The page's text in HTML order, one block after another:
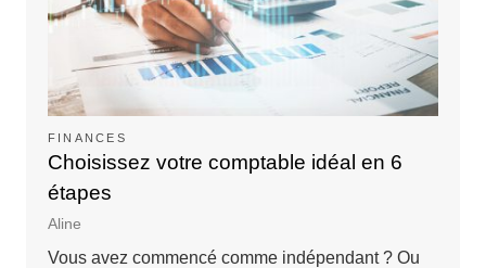
FINANCES
Choisissez votre comptable idéal en 6
étapes
Aline
Vous avez commencé comme indépendant ? Ou